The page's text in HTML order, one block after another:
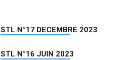
STL N°17 DECEMBRE 2023
STL N°16 JUIN 2023